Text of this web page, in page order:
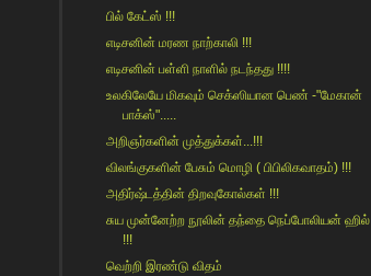
பில் கேட்ஸ் !!!
எடிச‌னின் ம‌ர‌ண‌ நாற்காலி !!!
எடிசனின் பள்ளி நாளில் நடந்தது !!!!
உலகிலேயே மிகவும் செக்ஸியான பெண் -"மேகான்
பாக்ஸ்".....
அறிஞர்களின் முத்துக்கள்...!!!
விலங்குகளின் பேசும் மொழி ( பிபிலிகவாதம்) !!!
அதிர்ஷ்டத்தின் திறவுகோல்கள் !!!
சுய முன்னேற்ற நூலின் தந்தை நெப்போலியன் ஹில்
!!!
வெற்றி இரண்டு விதம்